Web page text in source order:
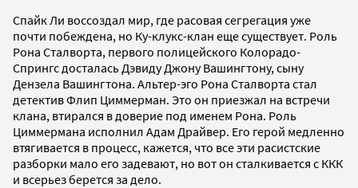
Спайк Ли воссоздал мир, где расовая сегрегация уже
почти побеждена, но Ку-клукс-клан еще существует. Роль
Рона Сталворта, первого полицейского Колорадо-
Спрингс досталась Дэвиду Джону Вашингтону, сыну
Дензела Вашингтона. Альтер-эго Рона Сталворта стал
детектив Флип Циммерман. Это он приезжал на встречи
клана, втирался в доверие под именем Рона. Роль
Циммермана исполнил Адам Драйвер. Его герой медленно
втягивается в процесс, кажется, что все эти расистские
разборки мало его задевают, но вот он сталкивается с ККК
и всерьез берется за дело.